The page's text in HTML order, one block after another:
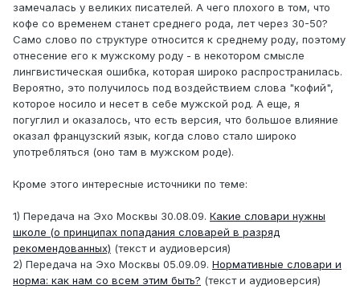
замечалась у великих писателей. А чего плохого в том, что
кофе со временем станет среднего рода, лет через 30-50?
Само слово по структуре относится к среднему роду, поэтому
отнесение его к мужскому роду - в некотором смысле
лингвистическая ошибка, которая широко распространилась.
Вероятно, это получилось под воздействием слова "кофий",
которое носило и несет в себе мужской род. А еще, я
погуглил и оказалось, что есть версия, что большое влияние
оказал французский язык, когда слово стало широко
употребляться (оно там в мужском роде).
Кроме этого интересные источники по теме:
1) Передача на Эхо Москвы 30.08.09. Какие словари нужны
школе (о принципах попадания словарей в разряд
рекомендованных) (текст и аудиоверсия)
2) Передача на Эхо Москвы 05.09.09. Нормативные словари и
норма: как нам со всем этим быть? (текст и аудиоверсия)